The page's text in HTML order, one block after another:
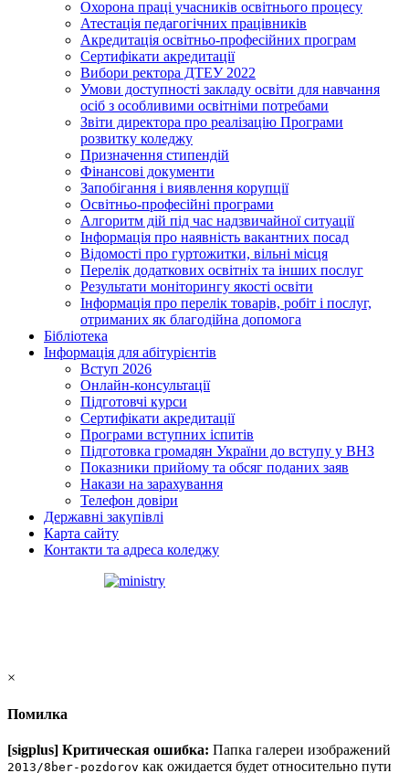
Охорона праці учасників освітнього процесу
Атестація педагогічних працівників
Акредитація освітньо-професійних програм
Сертифікати акредитації
Вибори ректора ДТЕУ 2022
Умови доступності закладу освіти для навчання
осіб з особливими освітніми потребами
Звіти директора про реалізацію Програми
розвитку коледжу
Призначення стипендій
Фінансові документи
Запобігання і виявлення корупції
Освітньо-професійні програми
Алгоритм дій під час надзвичайної ситуації
Інформація про наявність вакантних посад
Відомості про гуртожитки, вільні місця
Перелік додаткових освітніх та інших послуг
Результати моніторингу якості освіти
Інформація про перелік товарів, робіт і послуг,
отриманих як благодійна допомога
Бібліотека
Інформація для абітурієнтів
Вступ 2026
Онлайн-консультації
Підготовчі курси
Сертифікати акредитації
Програми вступних іспитів
Підготовка громадян України до вступу у ВНЗ
Показники прийому та обсяг поданих заяв
Накази на зарахування
Телефон довіри
Державні закупівлі
Карта сайту
Контакти та адреса коледжу
×
Помилка
[sigplus] Критическая ошибка: Папка галереи изображений
2013/8ber-pozdorov как ожидается будет относительно пути